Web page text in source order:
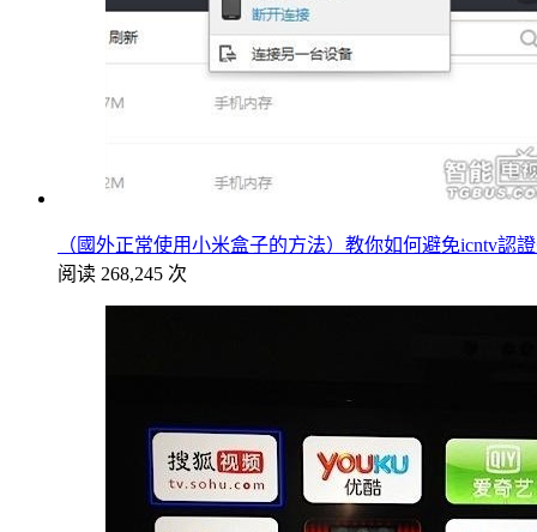
（國外正常使用小米盒子的方法）教你如何避免icntv認
阅读 268,245 次